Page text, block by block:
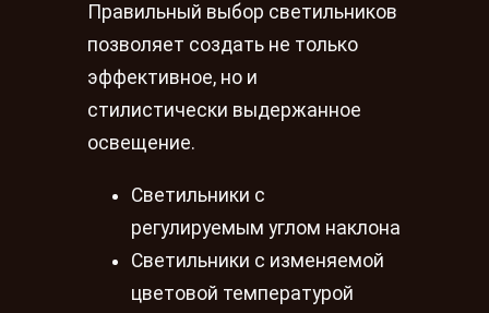
Правильный выбор светильников
позволяет создать не только
эффективное, но и
стилистически выдержанное
освещение.
Светильники с
регулируемым углом наклона
Светильники с изменяемой
цветовой температурой